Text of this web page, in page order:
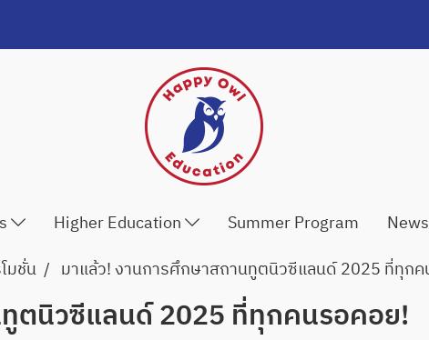
Higher Education Summer Program
มชั่น มาแล้ว! งานการศึกษาสถานทูตนิวซีแลนด์ 2025 ที่ทุก
ตนิวซีแลนด์ 2025 ที่ทุกคนรอคอย!